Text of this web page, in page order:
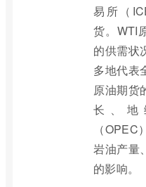
易所（
货。WTI
的供需状
多地代表
原油期货
长、地
（
岩油产量
的影响。